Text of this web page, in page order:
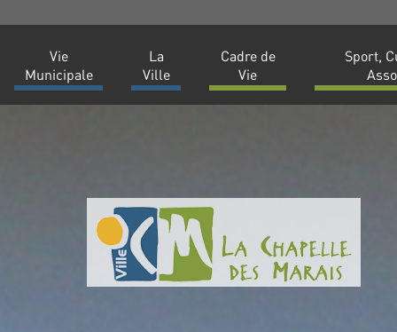
Vie
Municipale
La
Ville
Cadre de
Vie
Sport,